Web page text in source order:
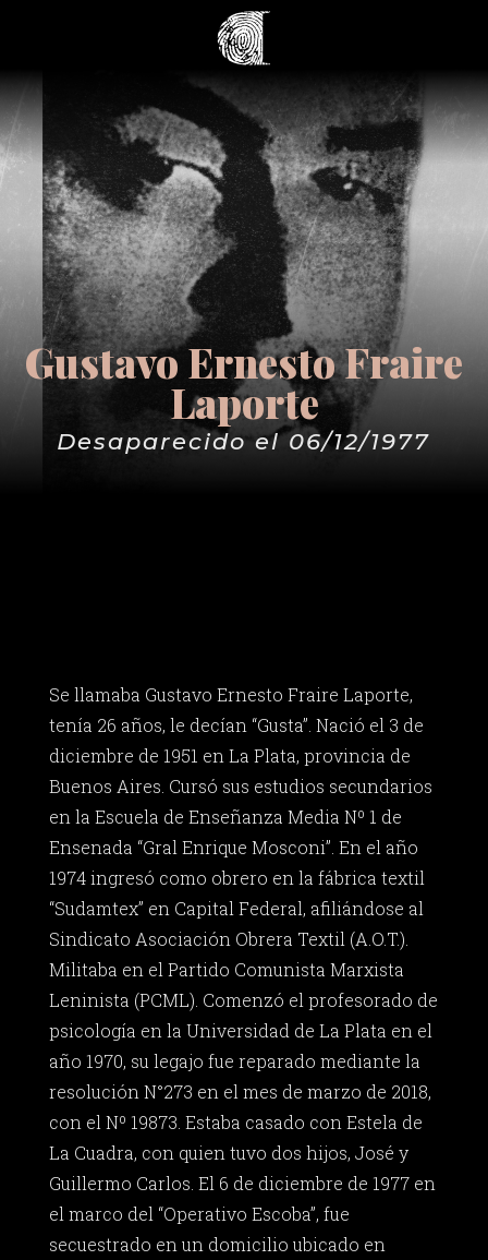
Gustavo Ernesto Fraire
Laporte
Desaparecido el 06/12/1977
Se llamaba Gustavo Ernesto Fraire Laporte,
tenía 26 años, le decían “Gusta”. Nació el 3 de
diciembre de 1951 en La Plata, provincia de
Buenos Aires. Cursó sus estudios secundarios
en la Escuela de Enseñanza Media Nº 1 de
Ensenada “Gral Enrique Mosconi”. En el año
1974 ingresó como obrero en la fábrica textil
“Sudamtex” en Capital Federal, afiliándose al
Sindicato Asociación Obrera Textil (A.O.T.).
Militaba en el Partido Comunista Marxista
Leninista (PCML). Comenzó el profesorado de
psicología en la Universidad de La Plata en el
año 1970, su legajo fue reparado mediante la
resolución N°273 en el mes de marzo de 2018,
con el Nº 19873. Estaba casado con Estela de
La Cuadra, con quien tuvo dos hijos, José y
Guillermo Carlos. El 6 de diciembre de 1977 en
el marco del “Operativo Escoba”, fue
secuestrado en un domicilio ubicado en